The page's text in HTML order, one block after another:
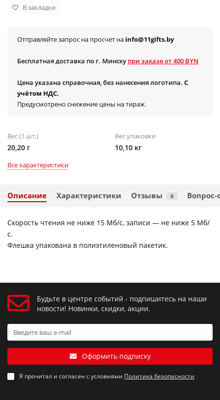
В закладки
Отправляйте запрос на просчет на info@11gifts.by
Бесплатная доставка по г. Минску при заказе от 400 BYN
Цена указана справочная, без нанесения логотипа. С
учётом НДС.
Предусмотрено снижение цены на тираж.
Вес (1 шт.)
20,20 г
Вес упаковки
10,10 кг
Все характеристики
Описание Характеристики Отзывы 0 Вопрос-
Скорость чтения не ниже 15 Мб/с, записи — не ниже 5 Мб/
с.
Флешка упакована в полиэтиленовый пакетик.
Будьте в центре событий - подпишитесь на наши
новости! Новинки, скидки, акции.
Оформить подписку
Я прочитал и согласен с условиями Политика безопасности